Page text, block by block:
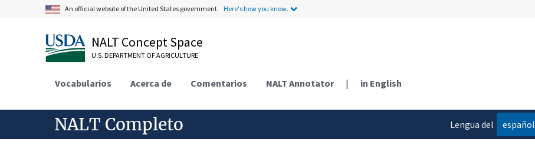
An official website of the United States government. Here's how you know.
NALT Concept Space
U.S. DEPARTMENT OF AGRICULTURE
Vocabularios Acerca de Comentarios NALT Annotator | in English
NALT Completo
Lengua del
español
ciencia de la nutrición
ciencia de los materiales
ciencia del sistema terrestre
ciencia del suelo
ciencias atmosféricas
ciencias sociales
comunicación (humana)
conducta